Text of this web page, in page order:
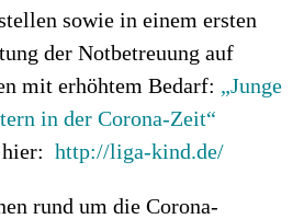
sowie in einem ersten
der Notbetreuung auf
mit erhöhtem Bedarf: „Junge
in der Corona-Zeit“
http://liga-kind.de/
rund um die Corona-